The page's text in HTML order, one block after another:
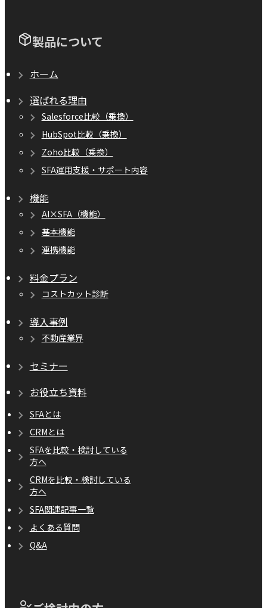
製品について
ホーム
選ばれる理由
Salesforce比較（乗換）
HubSpot比較（乗換）
Zoho比較（乗換）
SFA運用支援・サポート内容
機能
AI×SFA（機能）
基本機能
連携機能
料金プラン
コストカット診断
導入事例
不動産業界
セミナー
お役立ち資料
SFAとは
CRMとは
SFAを比較・検討している
方へ
CRMを比較・検討している
方へ
SFA関連記事一覧
よくある質問
Q&A